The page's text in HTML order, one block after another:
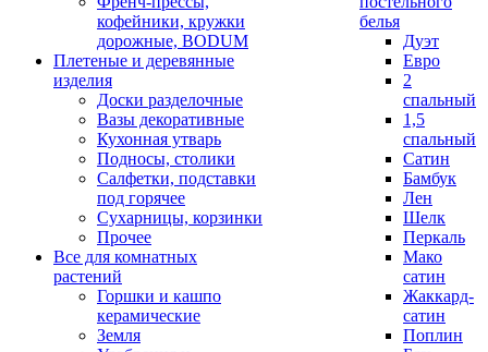
кофейники, кружки
дорожные, BODUM
Плетеные и деревянные
изделия
Доски разделочные
Вазы декоративные
Кухонная утварь
Подносы, столики
Салфетки, подставки
под горячее
Сухарницы, корзинки
Прочее
Все для комнатных
растений
Горшки и кашпо
керамические
Земля
белья
Дуэт
Евро
2
спальный
1,5
спальный
Сатин
Бамбук
Лен
Шелк
Перкаль
Мако
сатин
Жаккард-
сатин
Поплин